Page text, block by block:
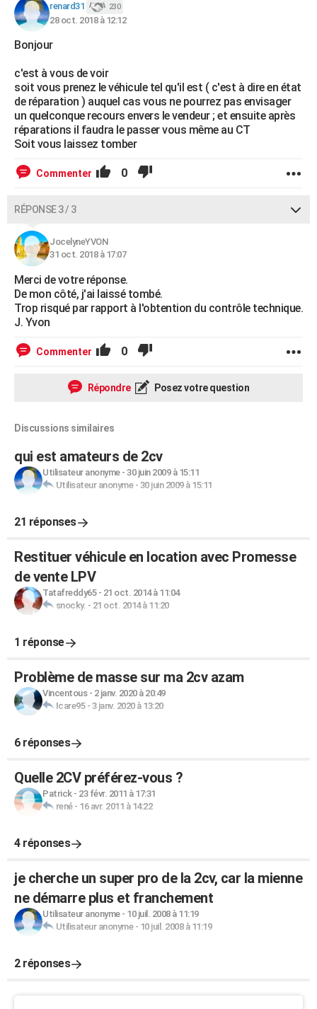
renard31 230
28 oct. 2018 à 12:12
Bonjour
c'est à vous de voir
soit vous prenez le véhicule tel qu'il est ( c'est à dire en état
de réparation ) auquel cas vous ne pourrez pas envisager
un quelconque recours envers le vendeur ; et ensuite après
réparations il faudra le passer vous même au CT
Soit vous laissez tomber
Commenter 0
RÉPONSE 3 / 3
JocelyneYVON
31 oct. 2018 à 17:07
Merci de votre réponse.
De mon côté, j'ai laissé tombé.
Trop risqué par rapport à l'obtention du contrôle technique.
J. Yvon
Commenter 0
Répondre Posez votre question
Discussions similaires
qui est amateurs de 2cv
Utilisateur anonyme- 30 juin 2009 à 15:11
Utilisateur anonyme- 30 juin 2009 à 15:11
21 réponses
Restituer véhicule en location avec Promesse
de vente LPV
Tatafreddy65- 21 oct. 2014 à 11:04
snocky. - 21 oct. 2014 à 11:20
1 réponse
Problème de masse sur ma 2cv azam
Vincentous- 2 janv. 2020 à 20:49
Icare95- 3 janv. 2020 à 13:20
6 réponses
Quelle 2CV préférez-vous ?
Patrick- 23 févr. 2011 à 17:31
rené- 16 avr. 2011 à 14:22
4 réponses
je cherche un super pro de la 2cv, car la mienne
ne démarre plus et franchement
Utilisateur anonyme- 10 juil. 2008 à 11:19
Utilisateur anonyme- 10 juil. 2008 à 11:19
2 réponses